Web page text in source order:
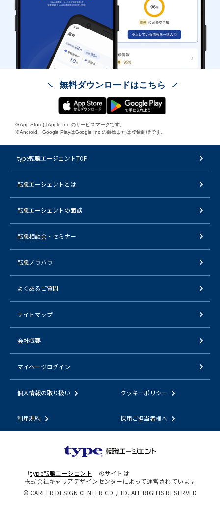
無料ダウンロードはこちら
※App StoreはApple Inc.のサービスマークです。
※Android、Google PlayはGoogle Inc.の商標または登録商標です。
type転職エージェントTOP
転職エージェントとは
転職エージェントの面談
転職相談会・セミナー
転職ノウハウ
よくあるご質問
サイトマップ
会社概要
マイページログイン
個人情報の取り扱い クッキーポリシー
利用規約 採用ご担当者様へ
「type転職エージェント 」のサイトは
株式会社キャリアデザインセンターによって運営されています
© CAREER DESIGN CENTER CO.,LTD. ALL RIGHTS RESERVED